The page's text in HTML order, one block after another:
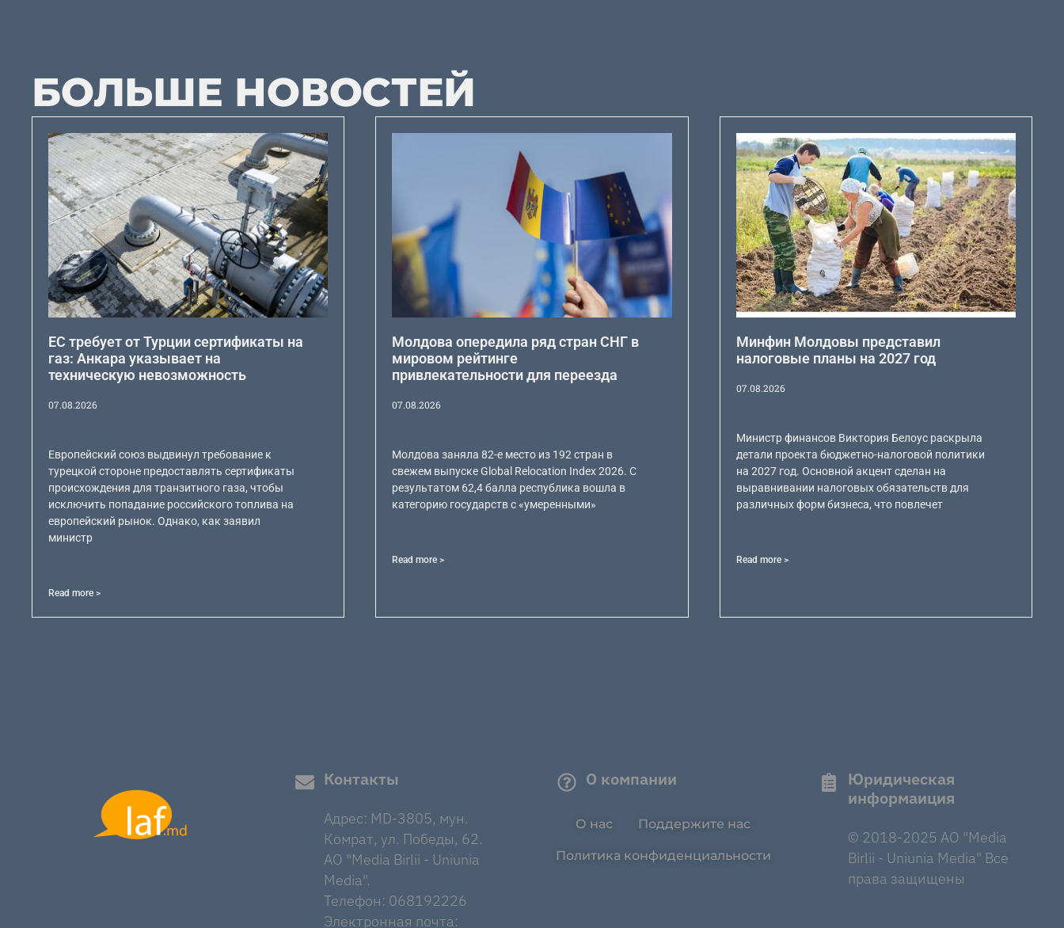
БОЛЬШЕ НОВОСТЕЙ
ЕС требует от Турции сертификаты на
газ: Анкара указывает на
техническую невозможность
07.08.2026
Европейский союз выдвинул требование к
турецкой стороне предоставлять сертификаты
происхождения для транзитного газа, чтобы
исключить попадание российского топлива на
европейский рынок. Однако, как заявил
министр
Read more >
Молдова опередила ряд стран СНГ в
мировом рейтинге
привлекательности для переезда
07.08.2026
Молдова заняла 82-е место из 192 стран в
свежем выпуске Global Relocation Index 2026. С
результатом 62,4 балла республика вошла в
категорию государств с «умеренными»
Read more >
Минфин Молдовы представил
налоговые планы на 2027 год
07.08.2026
Министр финансов Виктория Белоус раскрыла
детали проекта бюджетно-налоговой политики
на 2027 год. Основной акцент сделан на
выравнивании налоговых обязательств для
различных форм бизнеса, что повлечет
Read more >
Контакты
Адрес: MD-3805, мун.
Комрат, ул. Победы, 62.
AO "Media Birlii - Uniunia
Media".
Телефон: 068192226
Электронная почта:
О компании
О нас Поддержите нас
Политика конфиденциальности
Юридическая
информаиция
© 2018-2025 AO "Media
Birlii - Uniunia Media" Все
права защищены